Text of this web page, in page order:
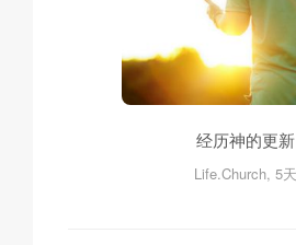
经历神的更新
Life.Church, 5天